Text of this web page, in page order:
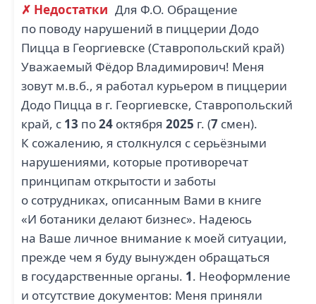
✗ Недостатки Для Ф.О. Обращение
по поводу нарушений в пиццерии Додо
Пицца в Георгиевске (Ставропольский край)
Уважаемый Фёдор Владимирович! Меня
зовут м.в.б., я работал курьером в пиццерии
Додо Пицца в г. Георгиевске, Ставропольский
край, с 13 по24 октября 2025 г. (7 смен).
К сожалению, я столкнулся с серьёзными
нарушениями, которые противоречат
принципам открытости и заботы
о сотрудниках, описанным Вами в книге
«И ботаники делают бизнес». Надеюсь
на Ваше личное внимание к моей ситуации,
прежде чем я буду вынужден обращаться
в государственные органы. 1. Неоформление
и отсутствие документов: Меня приняли